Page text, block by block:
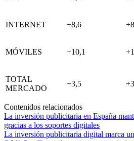
INTERNET +8,6
MÓVILES +10,1
TOTAL
MERCADO
+3,5
Contenidos relacionados
La inversión publicitaria en España
gracias a los soportes digitales
La inversión publicitaria digital marca